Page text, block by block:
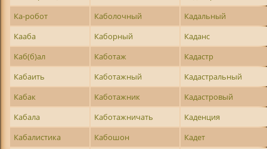
Ка-робот
Каболочный
Кадальный
Кааба
Каборный
Каданс
Каб(б)ал
Каботаж
Кадастр
Кабаить
Каботажный
Кадастральный
Кабак
Каботажник
Кадастровый
Кабала
Каботажничать
Каденция
Кабалистика
Кабошон
Кадет